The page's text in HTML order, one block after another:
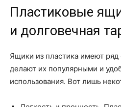
Пластиковые
и долговечная
Ящики из пластика имеют
делают их популярными и
использования. Вот лишь